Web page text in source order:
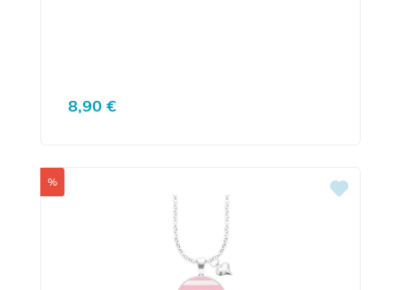
Regulärer Preis:
8,90 €
Rabatt
%